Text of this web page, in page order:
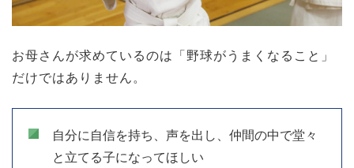
お母さんが求めているのは「野球がうまくなること」
だけではありません。
自分に自信を持ち、声を出し、仲間の中で堂々
と立てる子になってほしい